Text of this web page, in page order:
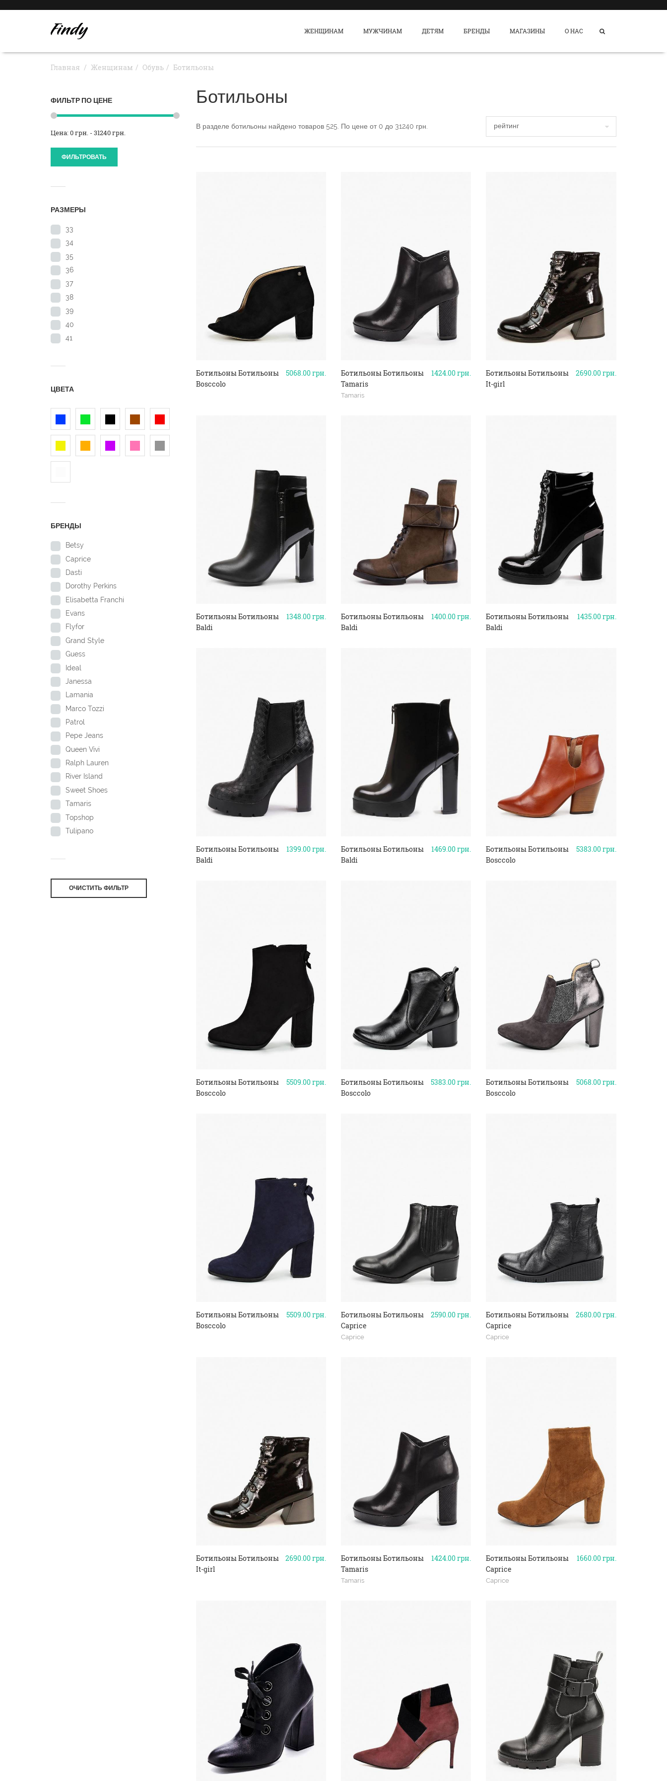
ЖЕНЩИНАМ МУЖЧИНАМ ДЕТЯМ БРЕНДЫ МАГАЗИНЫ О НАС
Главная Женщинам Обувь Ботильоны
ФИЛЬТР ПО ЦЕНЕ
Цена: 0 грн. - 31240 грн.
ФИЛЬТРОВАТЬ
РАЗМЕРЫ
33
34
35
36
37
38
39
40
41
ЦВЕТА
БРЕНДЫ
Betsy
Caprice
Dasti
Dorothy Perkins
Elisabetta Franchi
Evans
Flyfor
Grand Style
Guess
Ideal
Janessa
Lamania
Marco Tozzi
Patrol
Pepe Jeans
Queen Vivi
Ralph Lauren
River Island
Sweet Shoes
Tamaris
Topshop
Tulipano
ОЧИСТИТЬ ФИЛЬТР
Ботильоны
В разделе ботильоны найдено товаров 525 . По цене от0 до 31240 грн.
5068.00грн.
Ботильоны Ботильоны
Bosccolo
1424.00грн.
Ботильоны Ботильоны
Tamaris
Tamaris
2690.00грн.
Ботильоны Ботильоны
It-girl
1348.00грн.
Ботильоны Ботильоны
Baldi
1400.00грн.
Ботильоны Ботильоны
Baldi
1435.00грн.
Ботильоны Ботильоны
Baldi
1399.00грн.
Ботильоны Ботильоны
Baldi
1469.00грн.
Ботильоны Ботильоны
Baldi
5383.00грн.
Ботильоны Ботильоны
Bosccolo
5509.00грн.
Ботильоны Ботильоны
Bosccolo
5383.00грн.
Ботильоны Ботильоны
Bosccolo
5068.00грн.
Ботильоны Ботильоны
Bosccolo
5509.00грн.
Ботильоны Ботильоны
Bosccolo
2590.00грн.
Ботильоны Ботильоны
Caprice
Caprice
2680.00грн.
Ботильоны Ботильоны
Caprice
Caprice
2690.00грн.
Ботильоны Ботильоны
It-girl
1424.00грн.
Ботильоны Ботильоны
Tamaris
Tamaris
1660.00грн.
Ботильоны Ботильоны
Caprice
Caprice